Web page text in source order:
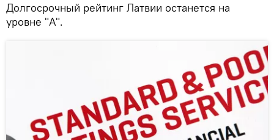
Долгосрочный рейтинг Латвии останется на
уровне "A".